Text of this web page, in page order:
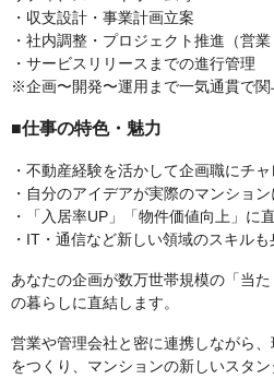
・収支設計・事業計画立案
・社内調整・プロジェクト推進（営業
・サービスリリースまでの進行管理
※企画〜開発〜運用まで一気通貫で関
■仕事の特色・魅力
・不動産経験を活かして企画職にチ
・自分のアイデアが実際のマンショ
・「入居率UP」「物件価値向上」に
・IT・通信など新しい領域のスキルも
あなたの企画が数万世帯規模の「当
の暮らしに直結します。
営業や管理会社と密に連携しながら
をつくり、マンションの新しいスタ